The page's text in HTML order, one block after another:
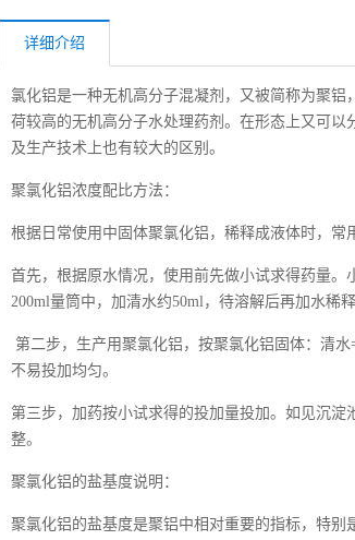
详细介绍
氯化铝是一种无机高分子混凝剂，又被简称为聚铝
荷较高的无机高分子水处理药剂。在形态上又可
及生产技术上也有较大的区别。
聚氯化铝浓度配比方法：
根据日常使用中固体聚氯化铝，稀释成液体时，常
首先，根据原水情况，使用前先做小试求得药量。
200ml量筒中，加清水约50ml，待溶解后再加水稀
第二步，生产用聚氯化铝，按聚氯化铝固体：清
不易投加均匀。
第三步，加药按小试求得的投加量投加。如见沉
整。
聚氯化铝的盐基度说明：
聚氯化铝的盐基度是聚铝中相对重要的指标，特